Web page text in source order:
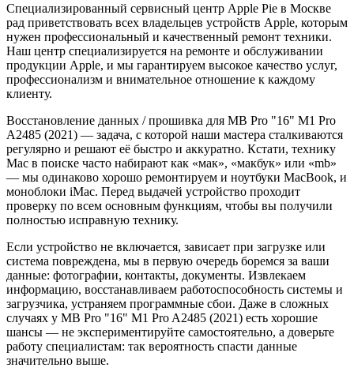
Специализированный сервисный центр Apple Pie в Москве
рад приветствовать всех владельцев устройств Apple, которым
нужен профессиональный и качественный ремонт техники.
Наш центр специализируется на ремонте и обслуживании
продукции Apple, и мы гарантируем высокое качество услуг,
профессионализм и внимательное отношение к каждому
клиенту.
Восстановление данных / прошивка для MB Pro "16" M1 Pro
A2485 (2021) — задача, с которой наши мастера сталкиваются
регулярно и решают её быстро и аккуратно. Кстати, технику
Mac в поиске часто набирают как «мак», «макбук» или «mb»
— мы одинаково хорошо ремонтируем и ноутбуки MacBook, и
моноблоки iMac. Перед выдачей устройство проходит
проверку по всем основным функциям, чтобы вы получили
полностью исправную технику.
Если устройство не включается, зависает при загрузке или
система повреждена, мы в первую очередь боремся за ваши
данные: фотографии, контакты, документы. Извлекаем
информацию, восстанавливаем работоспособность системы и
загрузчика, устраняем программные сбои. Даже в сложных
случаях у MB Pro "16" M1 Pro A2485 (2021) есть хорошие
шансы — не экспериментируйте самостоятельно, а доверьте
работу специалистам: так вероятность спасти данные
значительно выше.